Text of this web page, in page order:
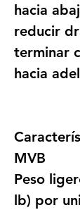
hacia
reducir
terminar
hacia
MVB
Peso
lb) por